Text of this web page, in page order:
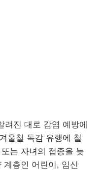
려진 대로 감염 예방에
울철 독감 유행에 철
는 자녀의 접종을 늦
계층인 어린이, 임신